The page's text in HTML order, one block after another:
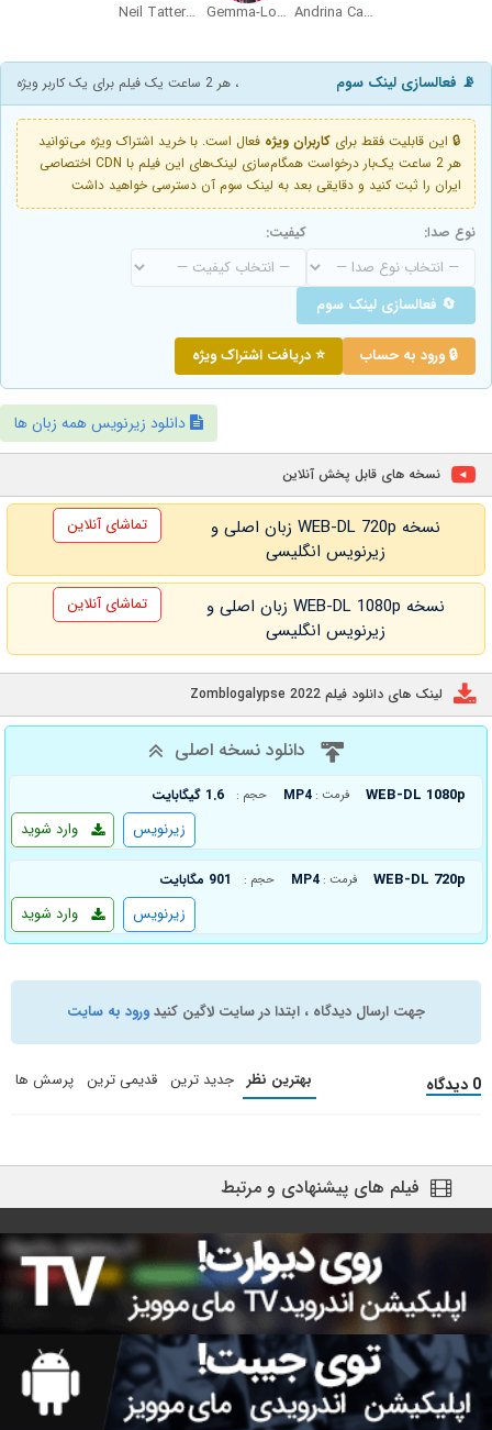
Andrina Carroll
Gemma-Louise Keane
Neil Tattersall
📡 فعالسازی لینک سوم ، هر 2 ساعت یک فیلم برای یک کاربر ویژه
🔒 این قابلیت فقط برای کاربران ویژه فعال است. با خرید اشتراک ویژه می‌توانید
هر 2 ساعت یک‌بار درخواست همگام‌سازی لینک‌های این فیلم با CDN اختصاصی
ایران را ثبت کنید و دقایقی بعد به لینک سوم آن دسترسی خواهید داشت
نوع صدا: کیفیت:
🔄 فعالسازی لینک سوم
🔒 ورود به حساب ⭐ دریافت اشتراک ویژه
دانلود زیرنویس همه زبان ها
نسخه های قابل پخش آنلاین
نسخه WEB-DL 720p زبان اصلی و
زیرنویس انگلیسی
تماشای آنلاین
نسخه WEB-DL 1080p زبان اصلی و
زیرنویس انگلیسی
تماشای آنلاین
لینک های دانلود فیلم Zomblogalypse 2022
دانلود نسخه اصلی
WEB-DL 1080p فرمت : MP4 حجم : 1.6 گیگابایت
وارد شوید زیرنویس
WEB-DL 720p فرمت : MP4 حجم : 901 مگابایت
وارد شوید زیرنویس
جهت ارسال دیدگاه ، ابتدا در سایت لاگین کنیدورود به سایت
0 دیدگاه بهترین نظر جدید ترین قدیمی ترین پرسش ها
فیلم های پیشنهادی و مرتبط